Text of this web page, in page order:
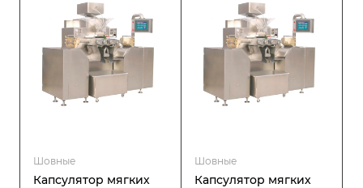
Шовные
Капсулятор мягких
Шовные
Капсулятор мягких